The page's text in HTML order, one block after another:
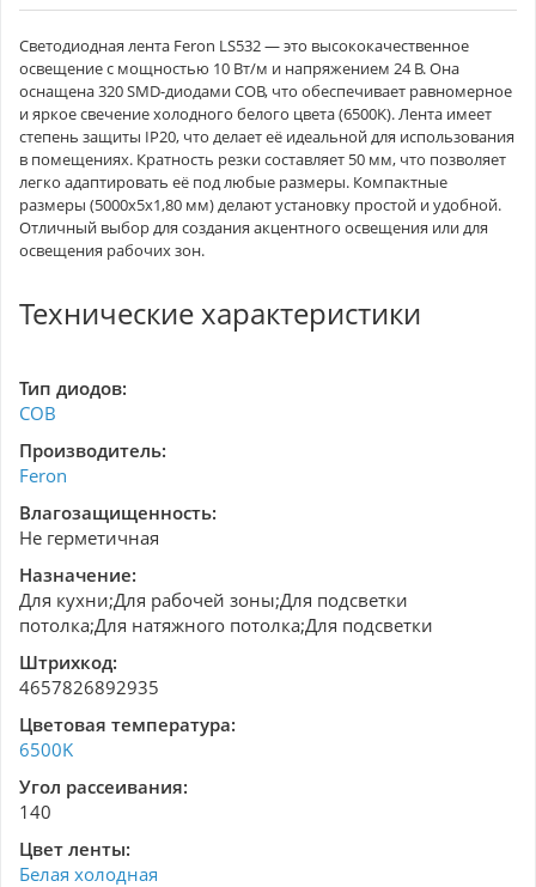
Светодиодная лента Feron LS532 — это высококачественное
освещение с мощностью 10 Вт/м и напряжением 24 В. Она
оснащена 320 SMD-диодами COB, что обеспечивает равномерное
и яркое свечение холодного белого цвета (6500K). Лента имеет
степень защиты IP20, что делает её идеальной для использования
в помещениях. Кратность резки составляет 50 мм, что позволяет
легко адаптировать её под любые размеры. Компактные
размеры (5000x5x1,80 мм) делают установку простой и удобной.
Отличный выбор для создания акцентного освещения или для
освещения рабочих зон.
Технические характеристики
Тип диодов:
COB
Производитель:
Feron
Влагозащищенность:
Не герметичная
Назначение:
Для кухни;Для рабочей зоны;Для подсветки
потолка;Для натяжного потолка;Для подсветки
Штрихкод:
4657826892935
Цветовая температура:
6500K
Угол рассеивания:
140
Цвет ленты:
Белая холодная